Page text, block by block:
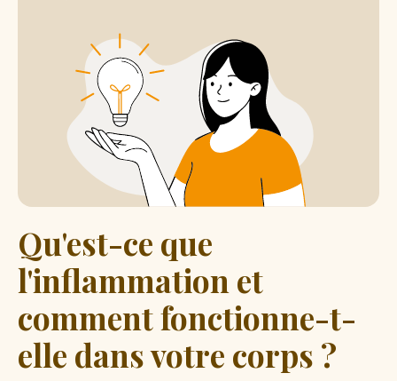
Qu'est-ce que
l'inflammation et
comment fonctionne-t-
elle dans votre corps ?